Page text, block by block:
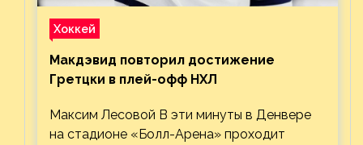
Хоккей
Макдэвид повторил достижение
Гретцки в плей-офф НХЛ
Максим Лесовой В эти минуты в Денвере
на стадионе «Болл-Арена» проходит